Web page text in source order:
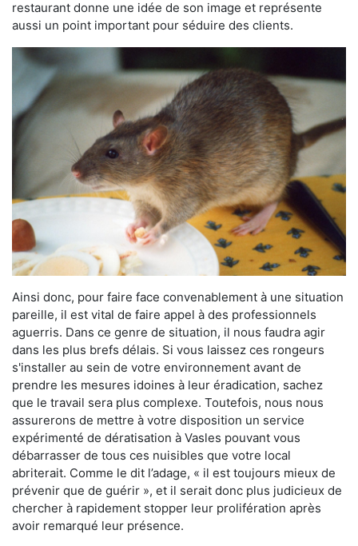
restaurant donne une idée de son image et représente
aussi un point important pour séduire des clients.
Ainsi donc, pour faire face convenablement à une situation
pareille, il est vital de faire appel à des professionnels
aguerris. Dans ce genre de situation, il nous faudra agir
dans les plus brefs délais. Si vous laissez ces rongeurs
s'installer au sein de votre environnement avant de
prendre les mesures idoines à leur éradication, sachez
que le travail sera plus complexe. Toutefois, nous nous
assurerons de mettre à votre disposition un service
expérimenté de dératisation à Vasles pouvant vous
débarrasser de tous ces nuisibles que votre local
abriterait. Comme le dit l’adage, « il est toujours mieux de
prévenir que de guérir », et il serait donc plus judicieux de
chercher à rapidement stopper leur prolifération après
avoir remarqué leur présence.